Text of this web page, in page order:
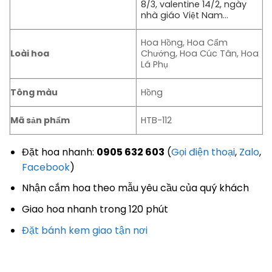
8/3, valentine 14/2, ngày
nhà giáo Việt Nam…
Loài hoa
Hoa Hồng, Hoa Cẩm
Chướng, Hoa Cúc Tân, Hoa
Lá Phụ
Tông màu Hồng
Mã sản phẩm HTB-112
Đặt hoa nhanh: 0905 632 603 (Gọi điện thoại, Zalo,
Facebook)
Nhận cắm hoa theo mẫu yêu cầu của quý khách
Giao hoa nhanh trong 120 phút
Đặt bánh kem giao tận nơi